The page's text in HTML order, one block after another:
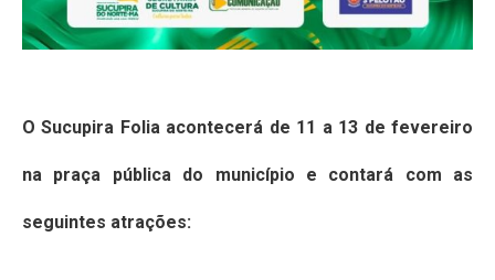
O Sucupira Folia acontecerá de 11 a 13 de fevereiro
na praça pública do município e contará com as
seguintes atrações: